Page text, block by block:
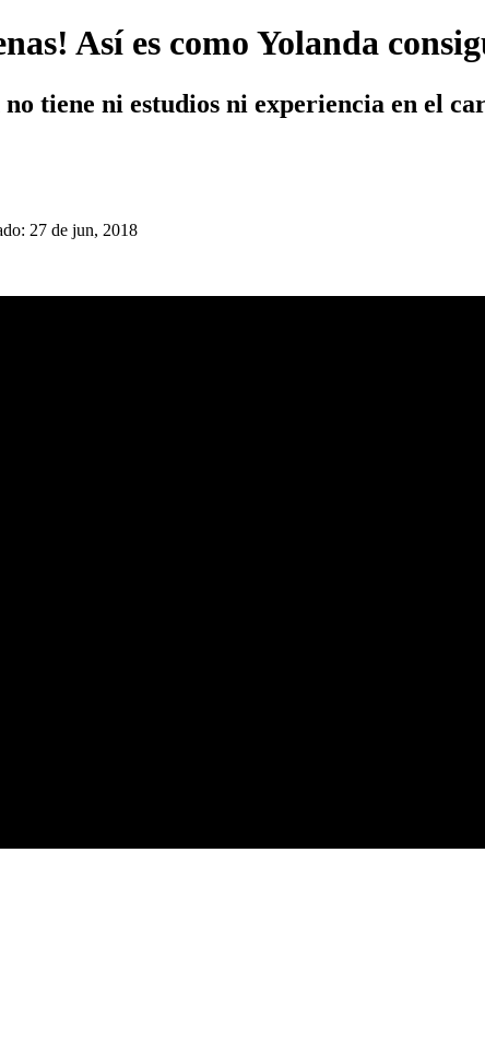
Así es como Yolanda
tiene ni estudios ni experiencia en el
27 de jun, 2018